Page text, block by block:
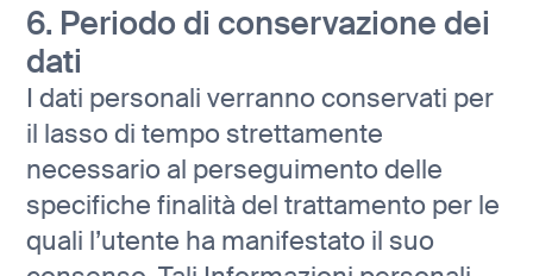
6. Periodo di conservazione dei
dati
I dati personali verranno conservati per
il lasso di tempo strettamente
necessario al perseguimento delle
specifiche finalità del trattamento per le
quali l’utente ha manifestato il suo